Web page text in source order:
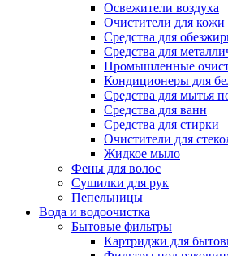
Освежители воздуха
Очистители для кожи
Средства для
Средства для
Промышленные
Кондиционеры для
Средства для мытья
Средства для ванн
Средства для стирки
Очистители для
Жидкое мыло
Фены для волос
Сушилки для рук
Пепельницы
Вода и водоочистка
Бытовые фильтры
Картриджи для